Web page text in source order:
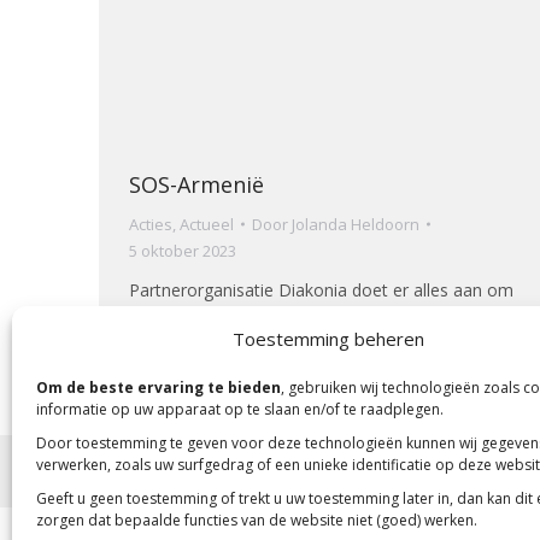
Toestemming beheren
Om de beste ervaring te bieden, gebruiken wij technologieën zoals
informatie op uw apparaat op te slaan en/of te raadplegen.
Door toestemming te geven voor deze technologieën kunnen wij
verwerken, zoals uw surfgedrag of een unieke identificatie op deze
Geeft u geen toestemming of trekt u uw toestemming later in, dan kan dit
zorgen dat bepaalde functies van de website niet (goed) werken.
SOS-Armenië
Acties, Actueel Door Jolanda Heldoorn
5 oktober 2023
Partnerorganisatie Diakonia doet er alles aan om
op te vangen. Op 30 september waren ze in Goris.
Copyright 2023 -Mensenkinderen